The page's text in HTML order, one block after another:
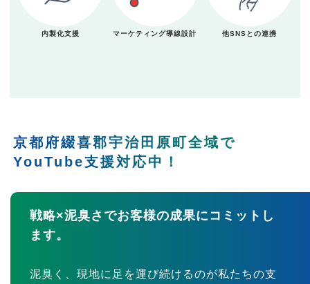
内製化支援 マーケティング導線設計 他SNSとの連携
京都府綴喜郡宇治田原町全域で
YouTube支援対応中！
戦略×泥臭さでお客様の成果にコミットし
ます。
泥臭く、現地に足を運び続けるのが私たちの支